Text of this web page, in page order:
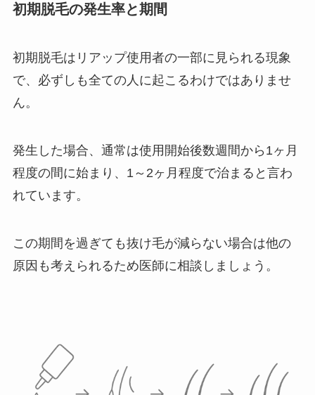
初期脱毛の発生率と期間
初期脱毛はリアップ使用者の一部に見られる現象
で、必ずしも全ての人に起こるわけではありませ
ん。
発生した場合、通常は使用開始後数週間から1ヶ月
程度の間に始まり、1～2ヶ月程度で治まると言わ
れています。
この期間を過ぎても抜け毛が減らない場合は他の
原因も考えられるため医師に相談しましょう。